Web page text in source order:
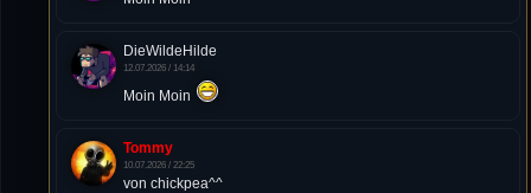
DieWildeHilde
12.07.2026 / 14:14
Moin Moin
Tommy
10.07.2026 / 22:25
von chickpea^^